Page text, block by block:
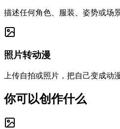
描述任何角色、服装、姿势或场
照片转动漫
上传自拍或照片，把自己变成动
你可以创作什么